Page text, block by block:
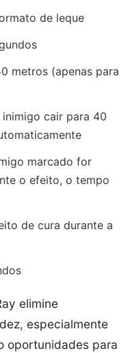
de leque
metros (apenas para
cair para 40
marcado for
o efeito, o tempo
de cura durante a
elimine
especialmente
oportunidades para